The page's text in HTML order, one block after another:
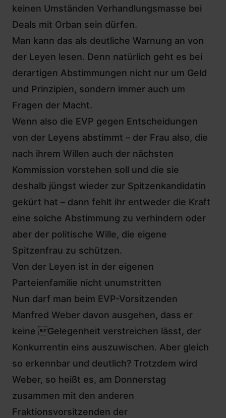
keinen Umständen Verhandlungsmasse bei
Deals mit Orban sein dürfen.
Man kann das als deutliche Warnung an von
der Leyen lesen. Denn natürlich geht es bei
derartigen Abstimmungen nicht nur um Geld
und Prinzipien, sondern immer auch um
Fragen der Macht.
Wenn also die EVP gegen Entscheidungen
von der Leyens abstimmt – der Frau also, die
nach ihrem Willen auch der nächsten
Kommission vorstehen soll und die sie
deshalb jüngst wieder zur Spitzenkandidatin
gekürt hat – dann fehlt ihr entweder die Kraft
eine solche Abstimmung zu verhindern oder
aber der politische Wille, die eigene
Spitzenfrau zu schützen.
Von der Leyen ist in der eigenen
Parteienfamilie nicht unumstritten
Nun darf man beim EVP-Vorsitzenden
Manfred Weber davon ausgehen, dass er
keine Gelegenheit verstreichen lässt, der
Konkurrentin eins auszuwischen. Aber gleich
so erkennbar und deutlich? Trotzdem wird
Weber, so heißt es, am Donnerstag
zusammen mit den anderen
Fraktionsvorsitzenden der